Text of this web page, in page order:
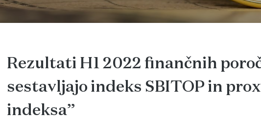
Rezultati H1 2022 finančnih
sestavljajo indeks SBITOP in
indeksa”